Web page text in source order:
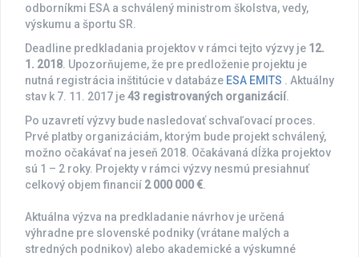
odborníkmi ESA a schválený ministrom školstva, vedy,
výskumu a športu SR.
Deadline predkladania projektov v rámci tejto výzvy je 12.
1. 2018. Upozorňujeme, že pre predloženie projektu je
nutná registrácia inštitúcie v databáze ESA EMITS . Aktuálny
stav k 7. 11. 2017 je43 registrovaných organizácií.
Po uzavretí výzvy bude nasledovať schvaľovací proces.
Prvé platby organizáciám, ktorým bude projekt schválený,
možno očakávať na jeseň 2018. Očakávaná dĺžka projektov
sú 1 – 2 roky. Projekty v rámci výzvy nesmú presiahnuť
celkový objem financií 2 000 000 €.
Aktuálna výzva na predkladanie návrhov je určená
výhradne pre slovenské podniky (vrátane malých a
stredných podnikov) alebo akademické a výskumné